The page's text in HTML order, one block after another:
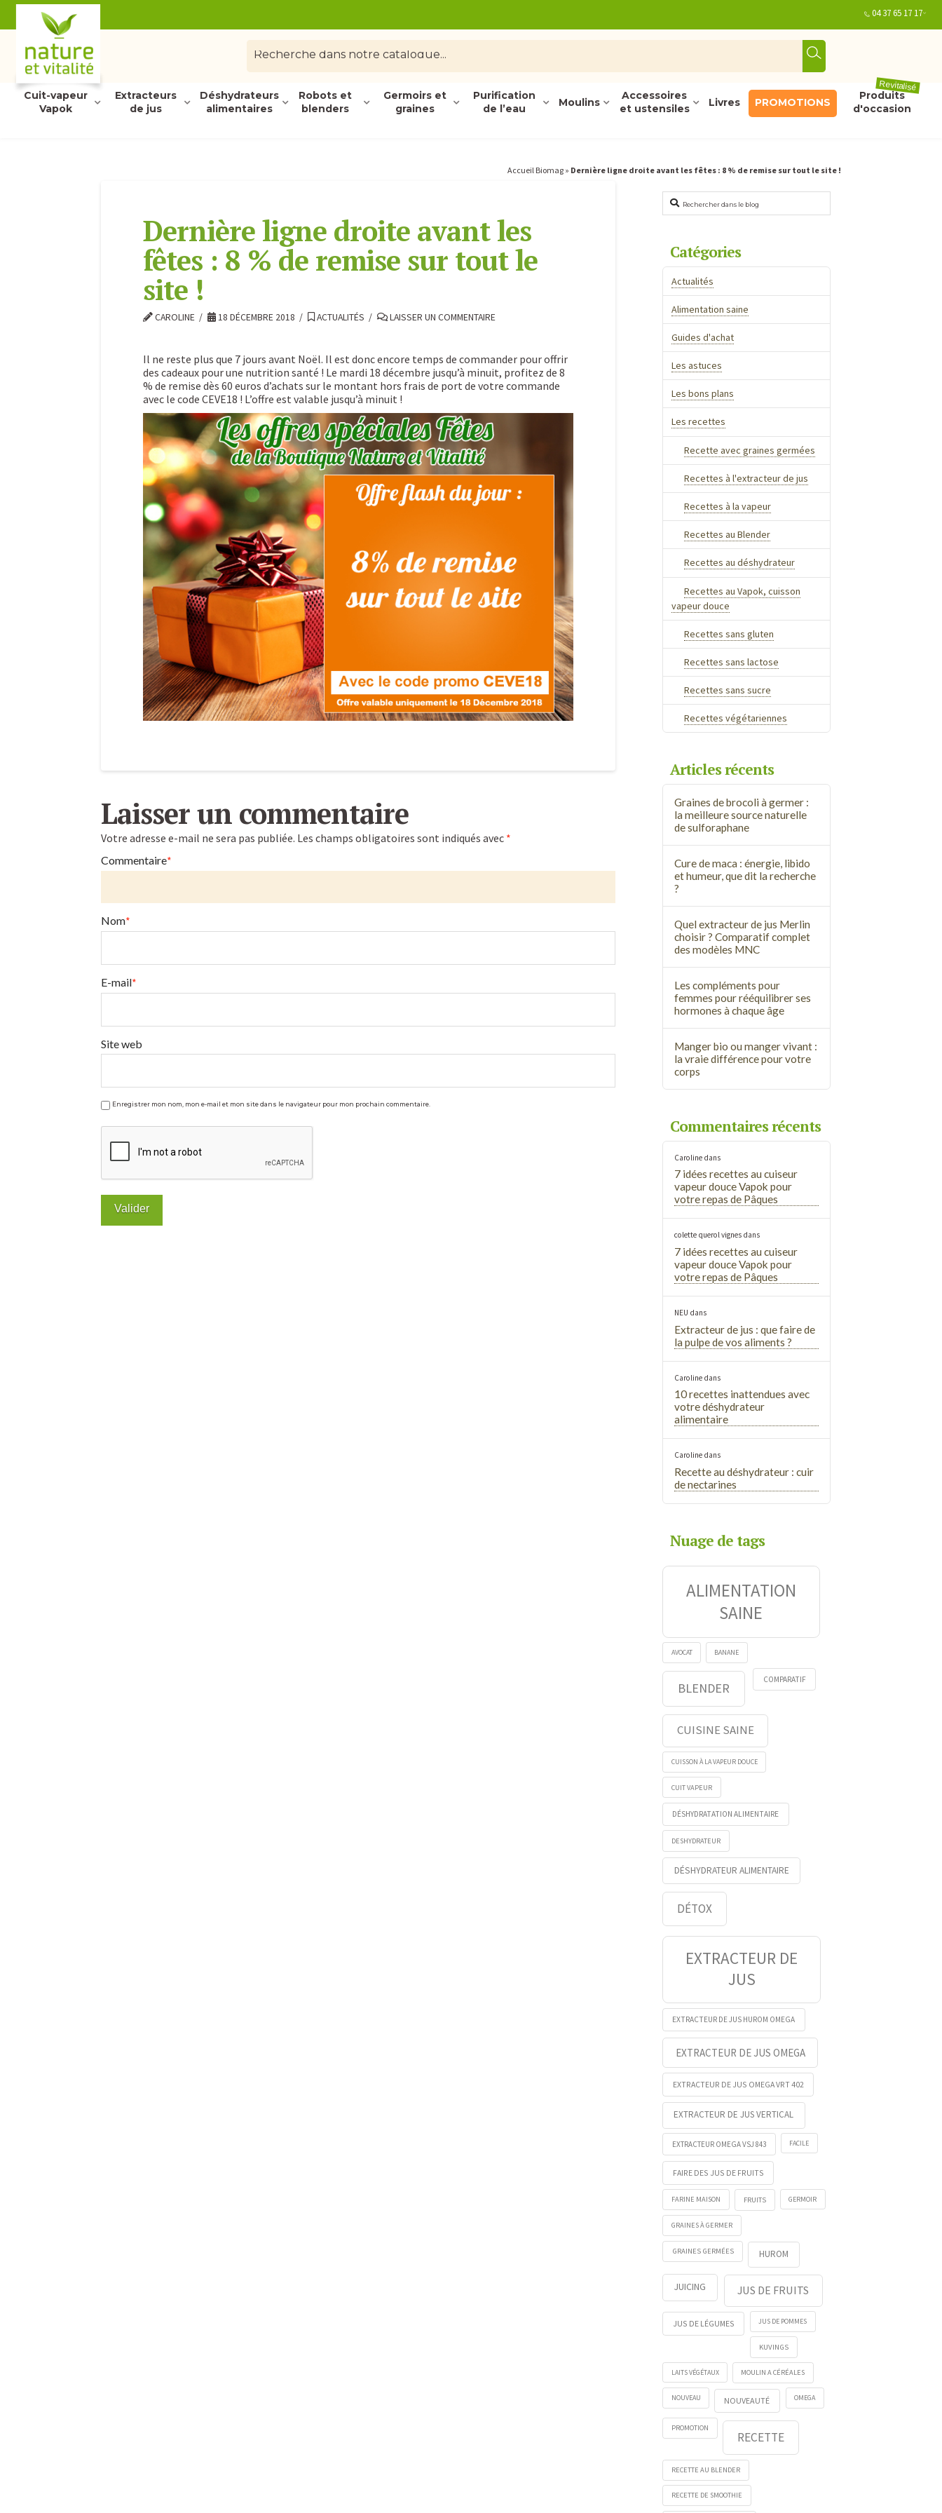
04 37 65 17 17
Cuit-vapeur
Vapok
Extracteurs
de jus
Déshydrateurs
alimentaires
Robots et
blenders
Germoirs et
graines
Purification
de l’eau
Moulins
Accessoires
et ustensiles
Livres PROMOTIONS
Produits
d'occasion
Revitalisé
Accueil Biomag » Dernière ligne droite avant les fêtes : 8 % de remise sur tout le site !
Dernière ligne droite avant les
fêtes : 8 % de remise sur tout le
site !
CAROLINE 18 DÉCEMBRE 2018 ACTUALITÉS LAISSER UN COMMENTAIRE
Il ne reste plus que 7 jours avant Noël. Il est donc encore temps de commander pour offrir
des cadeaux pour une nutrition santé ! Le mardi 18 décembre jusqu’à minuit, profitez de 8
% de remise dès 60 euros d’achats sur le montant hors frais de port de votre commande
avec le code CEVE18 ! L’offre est valable jusqu’à minuit !
ligne
droite
avant
fêtes
:
8
%
remise
sur
tout
le
site
Laisser un commentaire
Votre adresse e-mail ne sera pas publiée. Les champs obligatoires sont indiqués avec *
Commentaire*
Nom*
E-mail*
Site web
Enregistrer mon nom, mon e-mail et mon site dans le navigateur pour mon prochain commentaire.
Rechercher
Catégories
Actualités
Alimentation saine
Guides d'achat
Les astuces
Les bons plans
Les recettes
Recette avec graines germées
Recettes à l'extracteur de jus
Recettes à la vapeur
Recettes au Blender
Recettes au déshydrateur
Recettes au Vapok, cuisson
vapeur douce
Recettes sans gluten
Recettes sans lactose
Recettes sans sucre
Recettes végétariennes
Articles récents
Graines de brocoli à germer :
la meilleure source naturelle
de sulforaphane
Cure de maca : énergie, libido
et humeur, que dit la recherche
?
Quel extracteur de jus Merlin
choisir ? Comparatif complet
des modèles MNC
Les compléments pour
femmes pour rééquilibrer ses
hormones à chaque âge
Manger bio ou manger vivant :
la vraie différence pour votre
corps
Commentaires récents
Caroline dans
7 idées recettes au cuiseur
vapeur douce Vapok pour
votre repas de Pâques
colette querol vignes dans
7 idées recettes au cuiseur
vapeur douce Vapok pour
votre repas de Pâques
NEU dans
Extracteur de jus : que faire de
la pulpe de vos aliments ?
Caroline dans
10 recettes inattendues avec
votre déshydrateur
alimentaire
Caroline dans
Recette au déshydrateur : cuir
de nectarines
Nuage de tags
ALIMENTATION
SAINE
AVOCAT BANANE
BLENDER
COMPARATIF
CUISINE SAINE
CUISSON À LA VAPEUR DOUCE
CUIT VAPEUR
DÉSHYDRATATION ALIMENTAIRE
DESHYDRATEUR
DÉSHYDRATEUR ALIMENTAIRE
DÉTOX
EXTRACTEUR DE
JUS
EXTRACTEUR DE JUS HUROM OMEGA
EXTRACTEUR DE JUS OMEGA
EXTRACTEUR DE JUS OMEGA VRT 402
EXTRACTEUR DE JUS VERTICAL
EXTRACTEUR OMEGA VSJ 843 FACILE
FAIRE DES JUS DE FRUITS
FARINE MAISON FRUITS GERMOIR
GRAINES À GERMER
GRAINES GERMÉES HUROM
JUICING JUS DE FRUITS
JUS DE LÉGUMES JUS DE POMMES
KUVINGS
LAITS VÉGÉTAUX MOULIN A CÉRÉALES
NOUVEAU NOUVEAUTÉ OMEGA
PROMOTION
RECETTE
RECETTE AU BLENDER
RECETTE DE SMOOTHIE